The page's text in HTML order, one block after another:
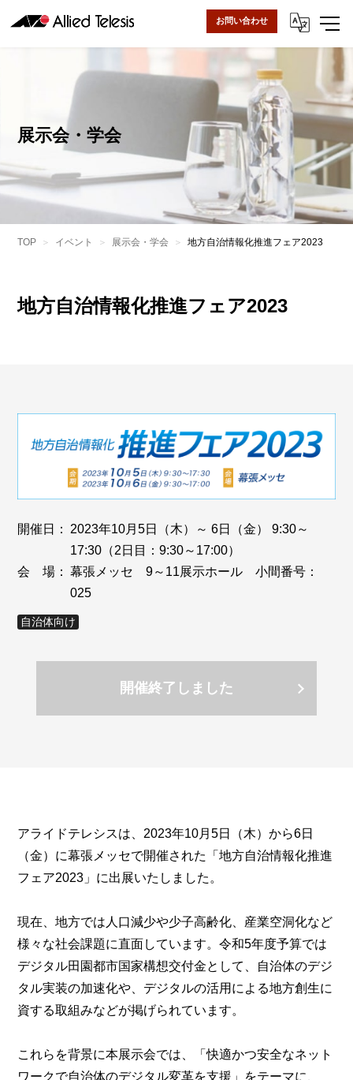
お問い合わせ
展示会・学会
TOP イベント 展示会・学会 地方自治情報化推進フェア2023
地方自治情報化推進フェア2023
開催日：
2023年10月5日（木）～ 6日（金） 9:30～
17:30（2日目：9:30～17:00）
会 場：
幕張メッセ 9～11展示ホール 小間番号：
025
自治体向け
開催終了しました
アライドテレシスは、2023年10月5日（木）から6日
（金）に幕張メッセで開催された「地方自治情報化推進
フェア2023」に出展いたしました。
現在、地方では人口減少や少子高齢化、産業空洞化など
様々な社会課題に直面しています。令和5年度予算では
デジタル田園都市国家構想交付金として、自治体のデジ
タル実装の加速化や、デジタルの活用による地方創生に
資する取組みなどが掲げられています。
これらを背景に本展示会では、「快適かつ安全なネット
ワークで自治体のデジタル変革を支援」をテーマに、